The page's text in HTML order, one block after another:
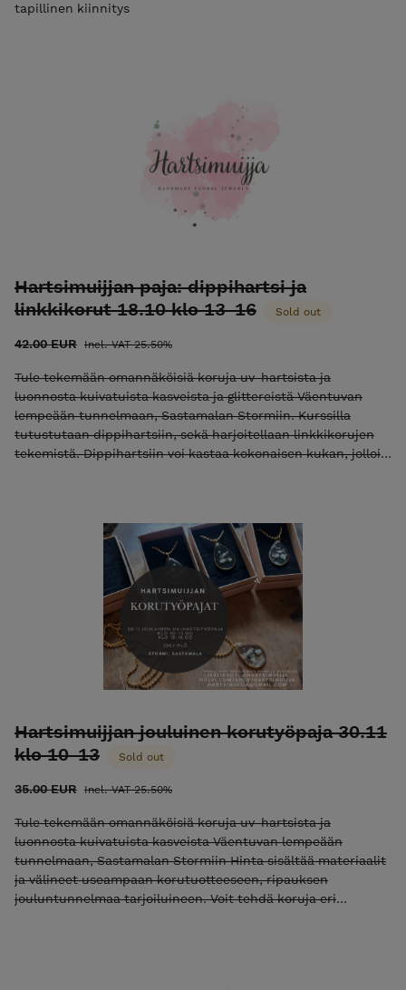
tapillinen kiinnitys
Hartsimuijjan paja: dippihartsi ja
linkkikorut 18.10 klo 13-16
Sold out
42.00 EUR Incl. VAT 25.50%
Tule tekemään omannäköisiä koruja uv-hartsista ja
luonnosta kuivatuista kasveista ja glittereistä Väentuvan
lempeään tunnelmaan, Sastamalan Stormiin. Kurssilla
tutustutaan dippihartsiin, sekä harjoitellaan linkkikorujen
tekemistä. Dippihartsiin voi kastaa kokonaisen kukan, jolloin
korvakoruja ja riipuksia. . Voit ottaa mukaan pajaan omia
kuivattuja kasveja tai muita pieniä muistoesineitä, esim.
pieniä kiviä, joita säilöä hartsiin, sekä oman koruporan.
Aiempi kokemus uv-hartsin käytöstä voi olla eduksi, mutta ei
välttämätöntä. Ilmoittautuminen on sitova, eikä maksua
palauteta. Mikäli estyt tulemasta, voit luovuttaa paikkasi
jollekin toiselle. Kiitos ymmärryksestä! Maksun jälkeen saat
sähköpostitse tarkemmat saapumisohjeet pajaan.
Hartsimuijjan jouluinen korutyöpaja 30.11
klo 10-13
Sold out
35.00 EUR Incl. VAT 25.50%
Tule tekemään omannäköisiä koruja uv-hartsista ja
luonnosta kuivatuista kasveista Väentuvan lempeään
tunnelmaan, Sastamalan Stormiin Hinta sisältää materiaalit
ja välineet useampaan korutuotteeseen, ripauksen
jouluntunnelmaa tarjoiluineen. Voit tehdä koruja eri